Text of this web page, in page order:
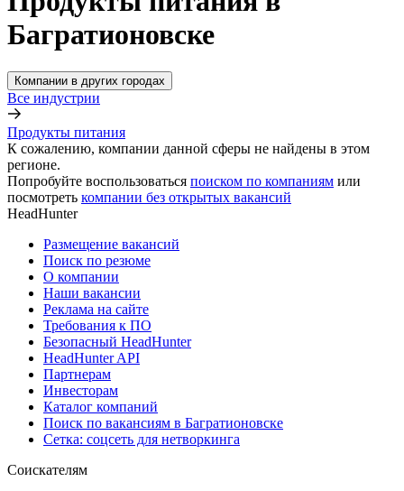
Багратионовске
Компании в других городах
Все индустрии
Продукты питания
К сожалению, компании данной сферы не найдены в этом
регионе.
Попробуйте воспользоваться поиском по компаниям или
посмотреть компании без открытых вакансий
HeadHunter
Размещение вакансий
Поиск по резюме
О компании
Наши вакансии
Реклама на сайте
Требования к ПО
Безопасный HeadHunter
HeadHunter API
Партнерам
Инвесторам
Каталог компаний
Поиск по вакансиям в Багратионовске
Сетка: соцсеть для нетворкинга
Соискателям